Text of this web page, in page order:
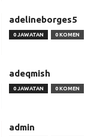
adelineborges5
0 JAWATAN 0 KOMEN
adeqmish
0 JAWATAN 0 KOMEN
admin